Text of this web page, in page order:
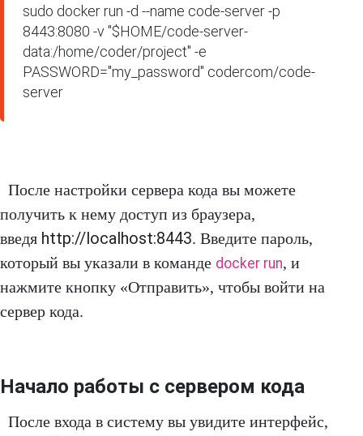
sudo docker run -d --name code-server -p
8443:8080 -v "$HOME/code-server-
data:/home/coder/project" -e
PASSWORD="my_password" codercom/code-
server
После настройки сервера кода вы можете
получить к нему доступ из браузера,
введя http://localhost:8443. Введите пароль,
который вы указали в команде docker run, и
нажмите кнопку «Отправить», чтобы войти на
сервер кода.
Начало работы с сервером кода
После входа в систему вы увидите интерфейс,